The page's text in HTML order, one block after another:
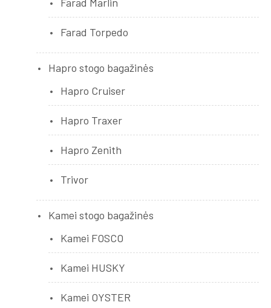
Farad Torpedo
Hapro stogo bagažinės
Hapro Cruiser
Hapro Traxer
Hapro Zenith
Trivor
Kamei stogo bagažinės
Kamei FOSCO
Kamei HUSKY
Kamei OYSTER